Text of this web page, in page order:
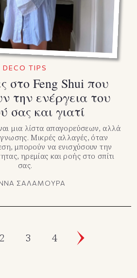
DECO TIPS
στο Feng Shui που
την ενέργεια του
σας και γιατί
μια λίστα απαγορεύσεων, αλλά
Μικρές αλλαγές, όταν
μπορούν να ενισχύσουν την
ηρεμίας και ροής στο σπίτι
σας.
ΣΑΛΑΜΟΥΡΑ
2 3 4